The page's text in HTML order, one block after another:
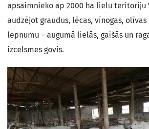
apsaimnieko ap 2000 ha lielu teritoriju
audzējot graudus, lēcas, vīnogas, olīvas
lepnumu – augumā lielās, gaišās un
izcelsmes govis.